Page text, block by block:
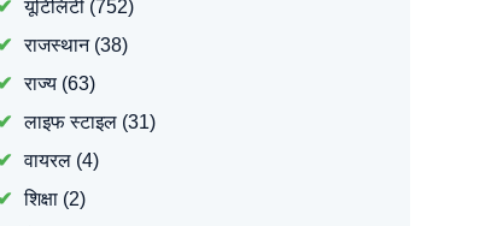
यूटिलिटी(752)
राजस्थान(38)
राज्य(63)
लाइफ स्टाइल(31)
वायरल(4)
शिक्षा(2)